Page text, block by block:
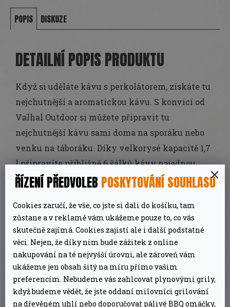
ŘÍZENÍ PŘEDVOLEB POSKYTOVÁNÍ SOUHLASU
Cookies zaručí, že vše, co jste si dali do košíku, tam
zůstane a v reklamě vám ukážeme pouze to, co vás
skutečně zajímá. Cookies zajistí ale i další podstatné
věci. Nejen, že díky nim bude zážitek z online
nakupování na té nejvyšší úrovni, ale zároveň vám
ukážeme jen obsah šitý na míru přímo vašim
preferencím. Nebudeme vás zahlcovat plynovými grily,
když budeme vědět, že jste oddaní milovníci grilování
na dřevěném uhlí nebo doporučovat pálivé BBQ omáčky,
POPIS DISKUZE
DETAILNÍ POPIS PRODUKTU
Když si uděláte kávu s perkolátorem, získáte tu
nejchutnější a aromatickou kávu. S konvicí od
Valhal Outdoor si můžete připravit tu
nejchutnější kávu sami doma na sporáku nebo
venku na táboráku. Díky velkorysé kapacitě 1,7
l připravíte přibližně 6 šálků kávy najednou.
VH1.7P je vybavena velkou hubicí, která
Perkolátor od Valhal Outdoor má navíc velkou
rukojeť, takže jej můžete snadno uchopit do BBQ
rukavic nebo zavěsit na trojnožku. A co je to ten
perkolátor? Svým principem přípravy kávy
může připomínat moka konvičku. Funguje však
trochu jinak. Voda je tlačena nahoru trubičkou a